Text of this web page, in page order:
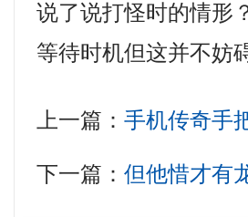
说了说打怪时的情形
等待时机但这并不妨
上一篇：手机传奇手
下一篇：但他惜才有